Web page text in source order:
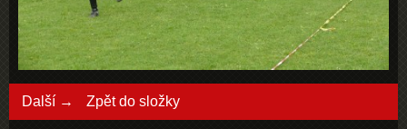
Další → Zpět do složky